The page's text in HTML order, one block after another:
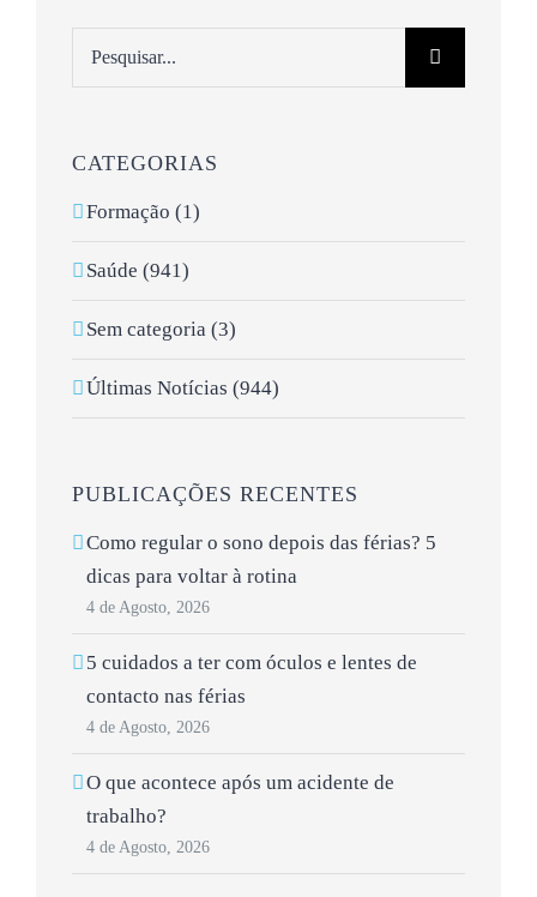
CATEGORIAS
Formação (1)
Saúde (941)
Sem categoria (3)
Últimas Notícias (944)
PUBLICAÇÕES RECENTES
Como regular o sono depois das férias? 5
dicas para voltar à rotina
4 de Agosto, 2026
5 cuidados a ter com óculos e lentes de
contacto nas férias
4 de Agosto, 2026
O que acontece após um acidente de
trabalho?
4 de Agosto, 2026